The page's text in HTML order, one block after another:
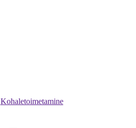
Kohaletoimetamine